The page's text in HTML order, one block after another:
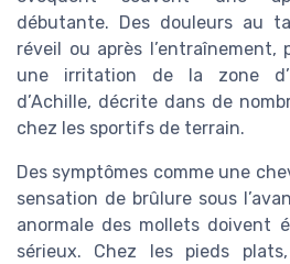
débutante. Des douleurs au
réveil ou après
une irritation de la zone
d’Achille, décrite dans de
chez les sportifs de terrain.
Des symptômes comme une
sensation de brûlure sous
anormale des mollets doivent
sérieux. Chez les pieds